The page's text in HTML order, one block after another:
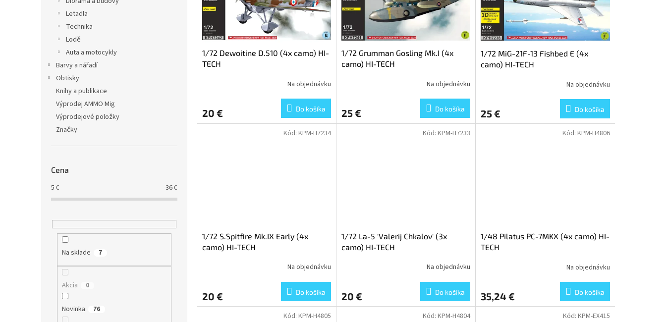
Letadla
Technika
Lodě
Auta a motocykly
Barvy a nářadí
Obtisky
Knihy a publikace
Výprodej AMMO Mig
Výprodejové položky
Značky
Cena
5 € 36€
Na sklade 7
Akcia 0
Novinka 76
1/72 Dewoitine D.510 (4x camo) HI-
TECH
Na objednávku
20 € Do košíka
1/72 Grumman Gosling Mk.I (4x
camo) HI-TECH
Na objednávku
25 € Do košíka
1/72 MiG-21F-13 Fishbed E (4x
camo) HI-TECH
Na objednávku
25 € Do košíka
1/72 S.Spitfire Mk.IX Early (4x
camo) HI-TECH
Na objednávku
20 € Do košíka
Kód: KPM-H7234
1/72 La-5 'Valerij Chkalov' (3x
camo) HI-TECH
Na objednávku
20 € Do košíka
Kód: KPM-H7233
1/48 Pilatus PC-7MKX (4x camo) HI-
TECH
Na objednávku
35,24 € Do košíka
Kód: KPM-H4806
Kód: KPM-H4805 Kód: KPM-H4804 Kód: KPM-EX415